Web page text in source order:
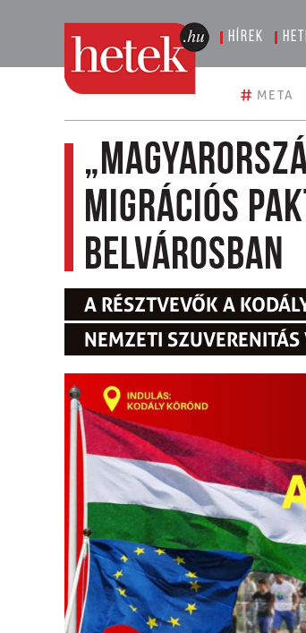
Hírek
# META
migrációs
belvárosban
A RÉSZTVEVŐK A
NEMZETI